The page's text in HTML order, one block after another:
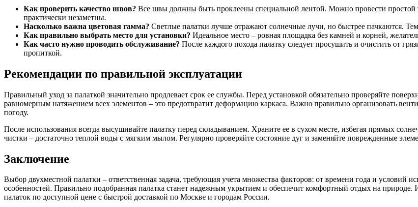
Как проверить качество швов? Все швы должны быть проклеены специальной лентой. Можно провести простой
практически незаметны.
Насколько важна цветовая гамма? Светлые палатки лучше отражают солнечные лучи, но быстрее пачкаются.
Как правильно выбрать место для установки? Идеальное место – ровная площадка без камней и корней,
Как часто нужно проводить обслуживание? После каждого похода палатку следует просушить и очистить от
пропиткой.
Рекомендации по правильной эксплуатации
Правильный уход за палаткой значительно продлевает срок ее службы. Перед установкой обязательно проверяйте
равномерным натяжением всех элементов – это предотвратит деформацию каркаса. Важно правильно организовать
погоду.
После использования всегда высушивайте палатку перед складыванием. Храните ее в сухом месте, избегая прямых
чистки – достаточно теплой воды с мягким мылом. Регулярно проверяйте состояние дуг и заменяйте поврежденные
Заключение
Выбор двухместной палатки – ответственная задача, требующая учета множества факторов: от времени года и условий
особенностей. Правильно подобранная палатка станет надежным укрытием и обеспечит комфортный отдых на
палаток по доступной цене с быстрой доставкой по Москве и городам России.